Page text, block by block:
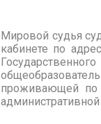
Мировой судья
кабинете по
проживающей по